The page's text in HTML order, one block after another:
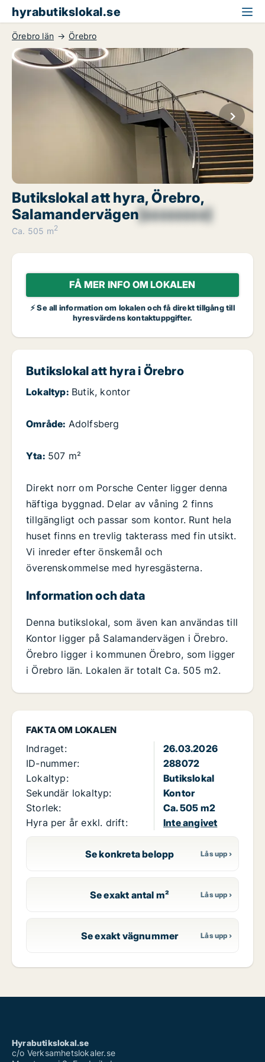
hyrabutikslokal.se
Örebro län Örebro
Butikslokal att hyra, Örebro,
Salamandervägen[xxxxxxxx]
Ca. 505 m2
FÅ MER INFO OM LOKALEN
⚡ Se all information om lokalen och få direkt tillgång till
hyresvärdens kontaktuppgifter.
FAKTA OM LOKALEN
Indraget:
26.03.2026
ID-nummer:
288072
Lokaltyp:
Butikslokal
Sekundär lokaltyp:
Kontor
Storlek:
Ca. 505 m2
Hyra per år exkl. drift:
Inte angivet
Se konkreta belopp
Se exakt antal m²
Se exakt vägnummer
Butikslokal att hyra i Örebro
Lokaltyp:Butik, kontor
Område: Adolfsberg
Yta:507 m²
Direkt norr om Porsche Center ligger denna
häftiga byggnad. Delar av våning 2 finns
tillgängligt och passar som kontor. Runt hela
huset finns en trevlig takterass med fin utsikt.
Vi inreder efter önskemål och
överenskommelse med hyresgästerna.
Information och data
Denna butikslokal, som även kan användas till
Kontor ligger på Salamandervägen i Örebro.
Örebro ligger i kommunen Örebro, som ligger
i Örebro län. Lokalen är totalt Ca. 505 m2.
Hyrabutikslokal.se
c/o Verksamhetslokaler.se